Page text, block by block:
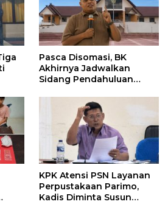
Pasca Disomasi, BK
Akhirnya Jadwalkan
Sidang Pendahuluan
KPK Atensi PSN Layanan
Perpustakaan Parimo,
Kadis Diminta Susun